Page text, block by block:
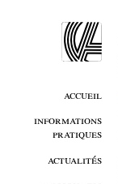
accueil
informations
pratiques
actualités